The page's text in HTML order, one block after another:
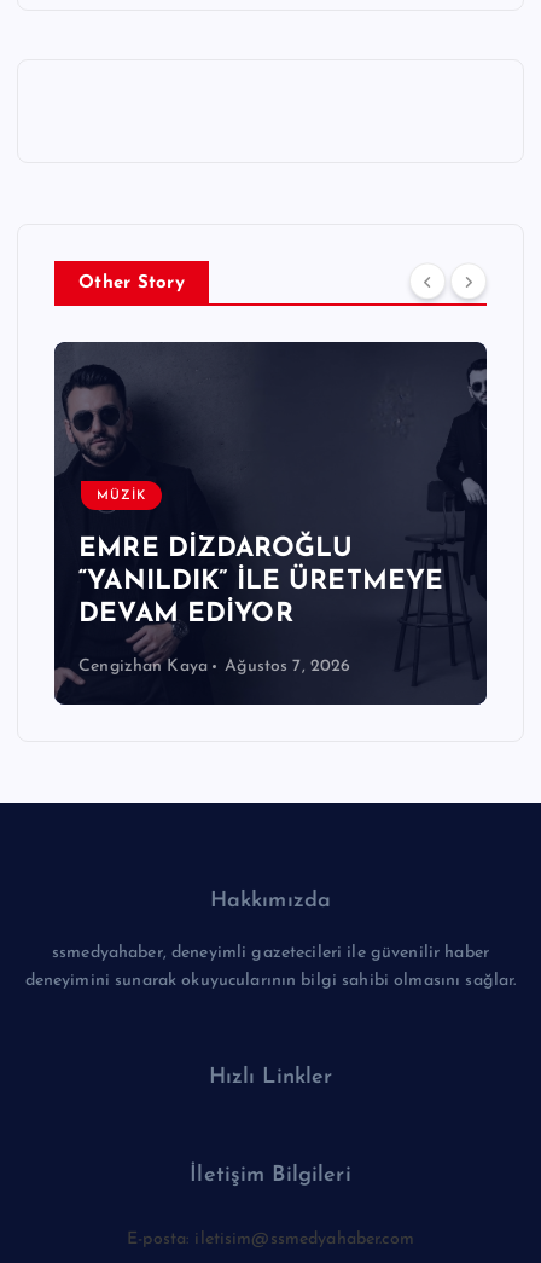
Other Story
MÜZİK
EMRE DİZDAROĞLU
“YANILDIK” İLE ÜRETMEYE
DEVAM EDİYOR
Cengizhan Kaya Ağustos 7, 2026
Hakkımızda
ssmedyahaber, deneyimli gazetecileri ile güvenilir haber
deneyimini sunarak okuyucularının bilgi sahibi olmasını sağlar.
Hızlı Linkler
İletişim Bilgileri
E-posta: iletisim@ssmedyahaber.com